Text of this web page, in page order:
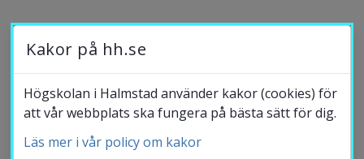
Det var med stor glädje och stolthet som
många studenter fick ta emot stipendier på
Högskolan i Halmstads examensmässa
Utexpo i juni. För fjärde året i rad belönade
Getinge Sterilization studenter som har
Samverkan
Om Högskolan
Kakor på hh.se
Högskolan i Halmstad använder kakor (cookies) för
att vår webbplats ska fungera på bästa sätt för dig.
Läs mer i vår policy om kakor